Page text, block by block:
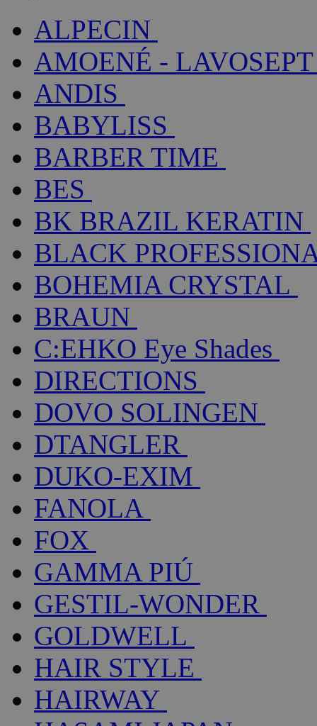
ALPECIN
AMOENÉ - LAVOSEPT
ANDIS
BABYLISS
BARBER TIME
BES
BK BRAZIL KERATIN
BLACK
BOHEMIA CRYSTAL
BRAUN
C:EHKO Eye Shades
DIRECTIONS
DOVO SOLINGEN
DTANGLER
DUKO-EXIM
FANOLA
FOX
GAMMA PIÚ
GESTIL-WONDER
GOLDWELL
HAIR STYLE
HAIRWAY